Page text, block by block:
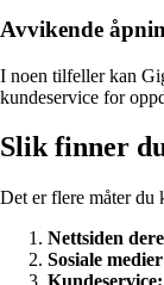
Avvikende
I noen tilfeller kan
kundeservice for
Slik finner
Det er flere måter du
Nettsiden
Sosiale